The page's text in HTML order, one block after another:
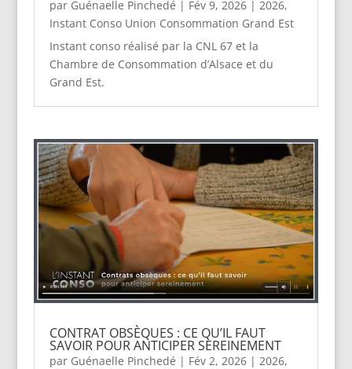
par Guénaelle Pinchedé | Fév 9, 2026| 2026,
Instant Conso Union Consommation Grand Est
Instant conso réalisé par la CNL 67 et la
Chambre de Consommation d’Alsace et du
Grand Est.
CONTRAT OBSÈQUES : CE QU’IL FAUT
SAVOIR POUR ANTICIPER SEREINEMENT
par Guénaelle Pinchedé | Fév 2, 2026| 2026,